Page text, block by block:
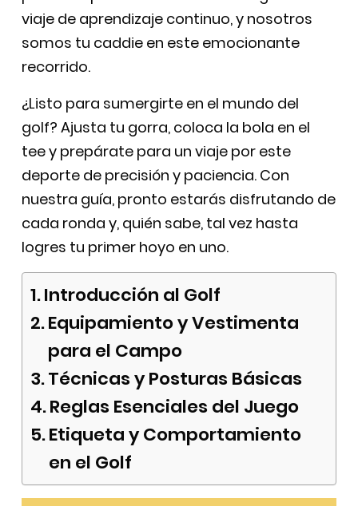
viaje de aprendizaje continuo, y nosotros
somos tu caddie en este emocionante
recorrido.
¿Listo para sumergirte en el mundo del
golf? Ajusta tu gorra, coloca la bola en el
tee y prepárate para un viaje por este
deporte de precisión y paciencia. Con
nuestra guía, pronto estarás disfrutando de
cada ronda y, quién sabe, tal vez hasta
logres tu primer hoyo en uno.
Introducción al Golf
Equipamiento y Vestimenta
para el Campo
Técnicas y Posturas Básicas
Reglas Esenciales del Juego
Etiqueta y Comportamiento
en el Golf